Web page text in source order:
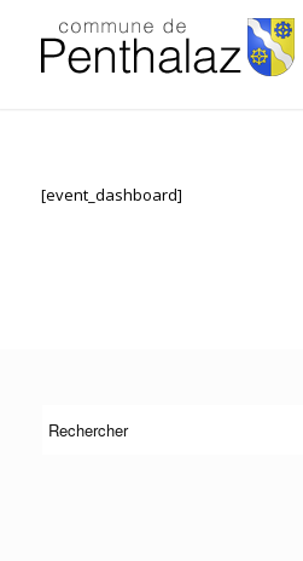
[event_dashboard]